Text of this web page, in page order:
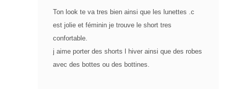
Ton look te va tres bien ainsi que les lunettes .c
est jolie et féminin je trouve le short tres
confortable.
j aime porter des shorts l hiver ainsi que des robes
avec des bottes ou des bottines.